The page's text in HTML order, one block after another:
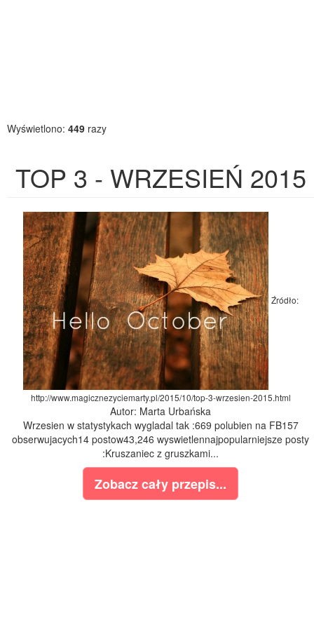
Wyświetlono: 449 razy
TOP 3 - WRZESIEŃ 2015
Źródło:
http://www.magicznezyciemarty.pl/2015/10/top-3-wrzesien-2015.html
Autor: Marta Urbańska
Wrzesien w statystykach wygladal tak :669 polubien na FB157
obserwujacych14 postow43,246 wyswietlennajpopularniejsze posty
:Kruszaniec z gruszkami...
Zobacz cały przepis...